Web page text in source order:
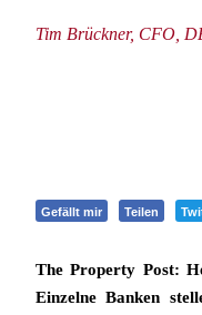
Tim Brückner, CFO,
Gefällt mir Teilen
The Property Post:
Einzelne Banken